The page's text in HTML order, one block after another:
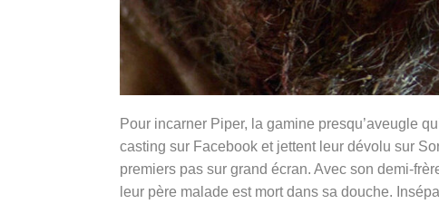
Pour incarner Piper, la gamine presqu’aveugle
casting sur Facebook et jettent leur dévolu sur
premiers pas sur grand écran. Avec son demi-
leur père malade est mort dans sa douche.